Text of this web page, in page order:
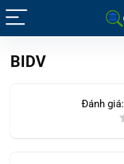
BIDV
Đánh giá: